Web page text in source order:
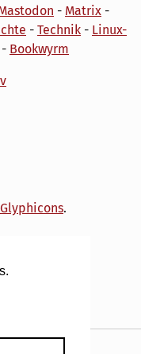
- Matrix -
- Technik - Linux-
- Bookwyrm
Glyphicons.